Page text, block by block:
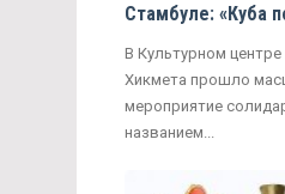
Стамбуле: «Куба
В Культурном
Хикмета прошло
мероприятие
названием...